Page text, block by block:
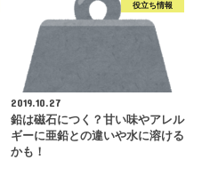
役立ち情報
2019.10.27
鉛は磁石につく？甘い味やアレル
ギーに亜鉛との違いや水に溶ける
かも！